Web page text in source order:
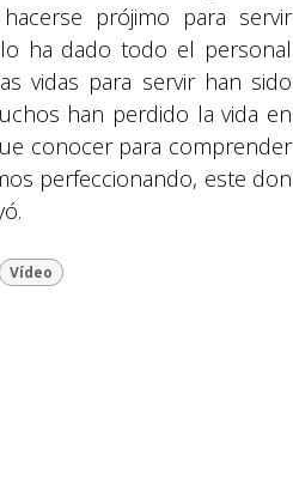
prójimo para servir
ha dado todo el personal
vidas para servir han sido
han perdido la vida en
conocer para comprender
perfeccionando, este don
Vídeo
y privacidad